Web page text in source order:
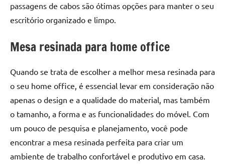
Tables
e
de
resinadas.
passagens de cabos são ótimas opções para manter o seu
escritório organizado e limpo.
Mesa resinada para home office
Quando se trata de escolher a melhor mesa resinada para
o seu home office, é essencial levar em consideração não
apenas o design e a qualidade do material, mas também
o tamanho, a forma e as funcionalidades do móvel. Com
um pouco de pesquisa e planejamento, você pode
encontrar a mesa resinada perfeita para criar um
ambiente de trabalho confortável e produtivo em casa.